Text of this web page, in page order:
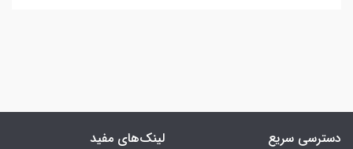
دسترسی سریع لینک‌های مفید